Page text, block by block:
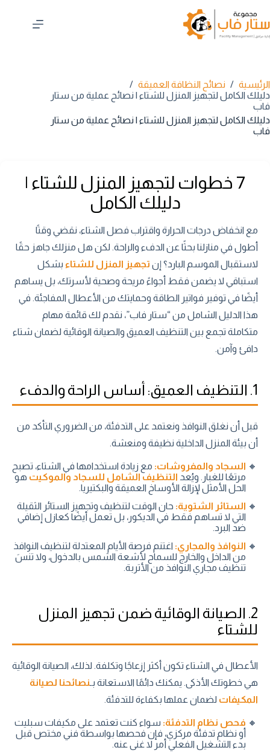
المحتوى
الرئيسية / نصائح النظافة العميقة /
دليلك الكامل لتجهيز المنزل للشتاء | نصائح عملية من ستار
فاب
دليلك الكامل لتجهيز المنزل للشتاء | نصائح عملية من ستار
فاب
7 خطوات لتجهيز المنزل للشتاء |
دليلك الكامل
مع انخفاض درجات الحرارة واقتراب فصل الشتاء، نقضي وقتًا
أطول في منازلنا بحثًا عن الدفء والراحة. لكن هل منزلك جاهز حقًا
لاستقبال الموسم البارد؟ إن تجهيز المنزل للشتاء بشكل
استباقي لا يضمن فقط أجواءً مريحة وصحية لأسرتك، بل يساهم
أيضًا في توفير فواتير الطاقة وحمايتك من الأعطال المفاجئة. في
هذا الدليل الشامل من “ستار فاب”، نقدم لك قائمة مهام
متكاملة تجمع بين التنظيف العميق والصيانة الوقائية لضمان شتاء
دافئ وآمن.
1. التنظيف العميق: أساس الراحة والدفء
قبل أن نغلق النوافذ ونعتمد على التدفئة، من الضروري التأكد من
أن بيئة المنزل الداخلية نظيفة ومنعشة.
السجاد والمفروشات: مع زيادة استخدامها في الشتاء، تصبح
مرتعًا للغبار. ويُعد التنظيف الشامل للسجاد والموكيت هو
الحل الأمثل لإزالة الأوساخ العميقة والبكتيريا.
الستائر الشتوية: حان الوقت لتنظيف وتجهيز الستائر الثقيلة
التي لا تساهم فقط في الديكور، بل تعمل أيضًا كعازل إضافي
ضد البرد.
النوافذ والمجاري: اغتنم فرصة الأيام المعتدلة لتنظيف النوافذ
من الداخل والخارج للسماح لأشعة الشمس بالدخول، ولا تنسَ
تنظيف مجاري النوافذ من الأتربة.
2. الصيانة الوقائية ضمن تجهيز المنزل
للشتاء
الأعطال في الشتاء تكون أكثر إزعاجًا وتكلفة. لذلك، الصيانة الوقائية
هي خطوتك الأذكى. يمكنك دائمًا الاستعانة بـنصائحنا لصيانة
المكيفات لضمان عملها بكفاءة للتدفئة.
فحص نظام التدفئة: سواء كنت تعتمد على مكيفات سبليت
أو نظام تدفئة مركزي، فإن فحصها بواسطة فني مختص قبل
بدء التشغيل الفعلي أمر لا غنى عنه.